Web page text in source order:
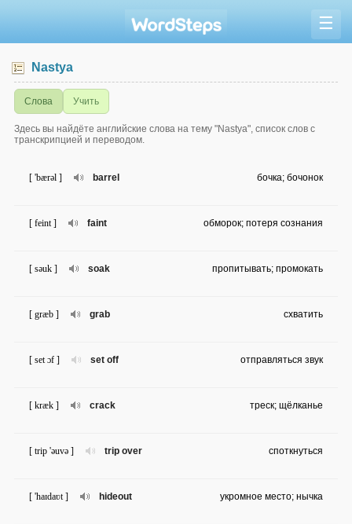
☰
Nastya
Слова Учить
Здесь вы найдёте английские слова на тему "Nastya", список слов с
транскрипцией и переводом.
barrel
[ 'bærəl ] бочка; бочонок
faint
[ feint ] обморок; потеря сознания
soak
[ səuk ] пропитывать; промокать
grab
[ græb ] схватить
set off
[ set ɔf ] отправляться звук
crack
[ kræk ] треск; щёлканье
trip over
[ trip 'əuvə ] споткнуться
hideout
[ 'haɪdaʋt ] укромное место; нычка